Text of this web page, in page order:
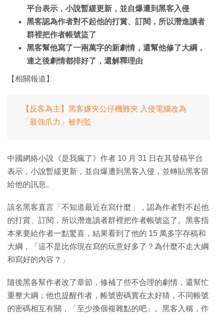
平台表示，小說暫緩更新，並自爆遭到黑客入侵
黑客認為作者對不起他的打賞、訂閱，所以潛進讀者
群裡把作者帳號盜了
黑客幫他寫了一兩萬字的新劇情，還幫他修了大綱，
連之後劇情都排好了，還解釋理由
【相關報道】
【反客為主】黑客嫌夾公仔機難夾 入侵電腦改為
「最強爪力」被判監
中國網絡小說《是我瘋了》作者 10 月 31 日在其發稿平台
表示，小說暫緩更新，並自爆遭到黑客入侵，並轉貼黑客留
給他的訊息。
該名黑客直言「不知道最近在寫什麼」，認為作者對不起他
的打賞、訂閱，所以潛進讀者群裡把作者帳號盜了。黑客指
本來要給作者一點驚喜，結果看到了他的 15 萬多字存稿和
大綱，「這不是比你現在寫的玩意好多了？為什麼不走大綱
和寫好的內容？」
隨後黑各幫作者改了章節，修補了些不合理的劇情，還幫忙
重整大綱；他也提醒作者，帳號密碼實在太好猜，不同帳號
的密碼相互有關，「至少換個複雜點的吧」。黑客入稱，作